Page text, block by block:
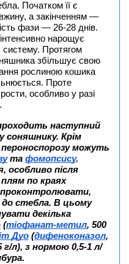
Початком її є
а закінченням —
фази — 26-28 днів.
нарощує
систему. Протягом
збільшує свою
рослиною кошика
Проте
особливо у разі
наступний
соняшнику. Крім
пероноспорозу можуть
та фомопсису.
особливо після
по краях
стебла. В цьому
декілька
(тіофанат-метил, 500
Дуо (дифеноконазол,
г/л), з нормою 0,5-1 л/